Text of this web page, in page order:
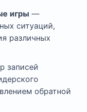
игры —
ситуаций,
различных
записей
обратной